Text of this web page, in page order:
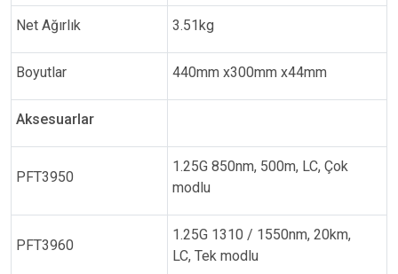
Net Ağırlık 3.51kg
Boyutlar 440mm x300mm x44mm
Aksesuarlar
PFT3950
1.25G 850nm, 500m, LC, Çok
modlu
PFT3960
1.25G 1310 / 1550nm, 20km,
LC, Tek modlu